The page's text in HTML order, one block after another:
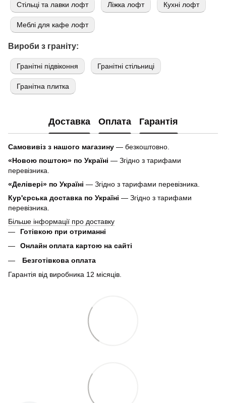
Стільці та лавки лофт Ліжка лофт Кухні лофт
Меблі для кафе лофт
Вироби з граніту:
Гранітні підвіконня Гранітні стільниці
Гранітна плитка
Доставка Оплата Гарантія
Самовивіз з нашого магазину — безкоштовно.
«Новою поштою» по Україні — Згідно з тарифами
перевізника.
«Делівері» по Україні — Згідно з тарифами перевізника.
Кур'єрська доставка по Україні — Згідно з тарифами
перевізника.
Більше інформації про доставку
Готівкою при отриманні
Онлайн оплата картою на сайті
Безготівкова оплата
Гарантія від виробника 12 місяців.